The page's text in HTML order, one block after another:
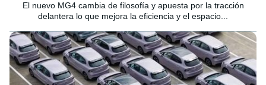
El nuevo MG4 cambia de filosofía y apuesta por la tracción
delantera lo que mejora la eficiencia y el espacio...